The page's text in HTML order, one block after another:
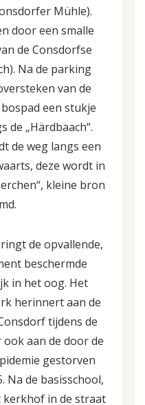
Mühle).
door een smalle
de Consdorfse
Na de parking
van de
een stukje
de „Härdbaach“.
de weg langs een
deze wordt in
kleine bron
de opvallende,
beschermde
in het oog. Het
herinnert aan de
tijdens de
aan de door de
gestorven
Na de basisschool,
in de straat